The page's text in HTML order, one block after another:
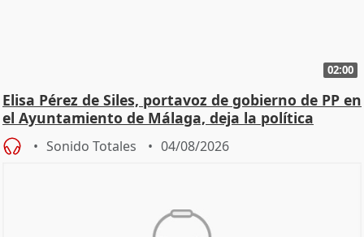
02:00
Elisa Pérez de Siles, portavoz de gobierno de PP en
el Ayuntamiento de Málaga, deja la política
Sonido Totales 04/08/2026